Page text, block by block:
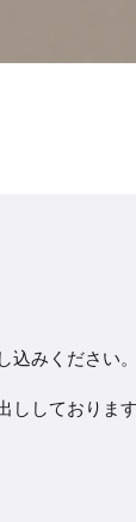
込みください
ししておりま